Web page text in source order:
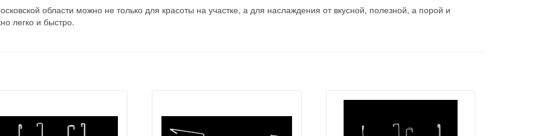
области можно не только для красоты на участке, а для наслаждения от вкусной, полезной, а порой и
легко и быстро.